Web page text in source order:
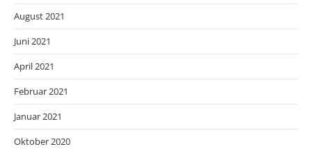
August 2021
Juni 2021
April 2021
Februar 2021
Januar 2021
Oktober 2020